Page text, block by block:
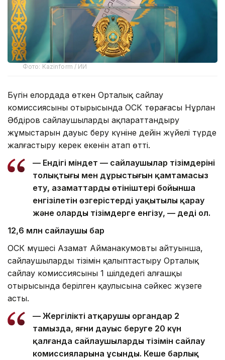
Фото: Kazinform / ИИ
Бүгін елордада өткен Орталық сайлау
комиссиясының отырысында ОСК төрағасы Нұрлан
Әбдіров сайлаушыларды ақпараттандыру
жұмыстарын дауыс беру күніне дейін жүйелі түрде
жалғастыру керек екенін атап өтті.
— Ендігі міндет — сайлаушылар тізімдерінің
толықтығы мен дұрыстығын қамтамасыз
ету, азаматтардың өтініштері бойынша
енгізілетін өзгерістерді уақытылы қарау
және оларды тізімдерге енгізу, — деді ол.
12,6 млн сайлаушы бар
ОСК мүшесі Азамат Айманакумовтың айтуынша,
сайлаушылардың тізімін қалыптастыру Орталық
сайлау комиссиясының 1 шілдедегі алғашқы
отырысында берілген қаулысына сәйкес жүзеге
асты.
— Жергілікті атқарушы органдар 2
тамызда, яғни дауыс беруге 20 күн
қалғанда сайлаушылардың тізімін сайлау
комиссияларына ұсынды. Кеше барлық